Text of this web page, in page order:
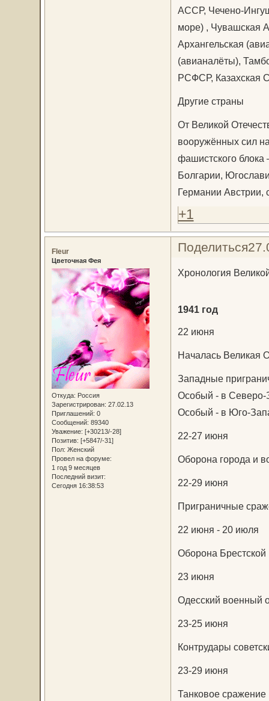
АССР, Чечено-
море) , Чувашская
Архангельская
(авианалёты),
РСФСР, Казахская
Другие страны
От Великой
вооружённых сил
фашистского
Болгарии,
Германии Австрии,
+1
Поделиться
Fleur
Цветочная Фея
Откуда: Россия
Зарегистрирован: 27.02.13
Приглашений: 0
Сообщений: 89340
Уважение: [+30213/-28]
Позитив: [+5847/-31]
Пол: Женский
Провел на форуме:
1 год 9 месяцев
Последний визит:
Сегодня 16:38:53
Хронология
1941 год
22 июня
Началась Великая
Западные
Особый - в Северо-
Особый - в Юго-
22-27 июня
Оборона города и
22-29 июня
Приграничные
22 июня - 20 июля
Оборона Брестской
23 июня
Одесский военный
23-25 июня
Контрудары
23-29 июня
Танковое